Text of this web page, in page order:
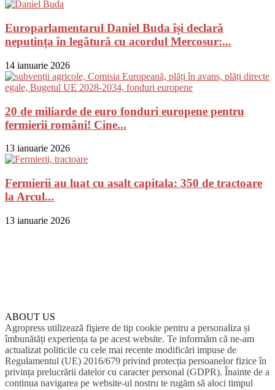
Europarlamentarul Daniel Buda își declară
neputința în legătură cu acordul Mercosur:...
14 ianuarie 2026
20 de miliarde de euro fonduri europene pentru
fermierii români! Cine...
13 ianuarie 2026
Fermierii au luat cu asalt capitala: 350 de tractoare
la Arcul...
13 ianuarie 2026
ABOUT US
Agropress utilizează fişiere de tip cookie pentru a personaliza și
îmbunătăți experiența ta pe acest website. Te informăm că ne-am
actualizat politicile cu cele mai recente modificări impuse de
Regulamentul (UE) 2016/679 privind protecția persoanelor fizice în
privința prelucrării datelor cu caracter personal (GDPR). Înainte de a
continua navigarea pe website-ul nostru te rugăm să aloci timpul